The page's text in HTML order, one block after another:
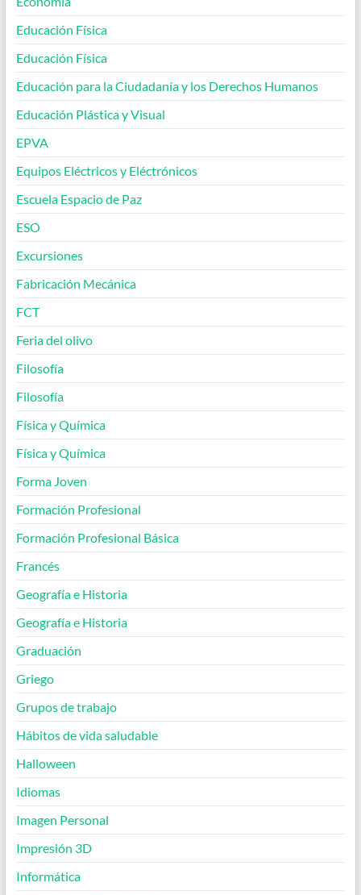
Educación Física
Educación Física
Educación para la Ciudadanía y los Derechos Humanos
Educación Plástica y Visual
EPVA
Equipos Eléctricos y Eléctrónicos
Escuela Espacio de Paz
ESO
Excursiones
Fabricación Mecánica
FCT
Feria del olivo
Filosofía
Filosofía
Física y Química
Física y Química
Forma Joven
Formación Profesional
Formación Profesional Básica
Francés
Geografía e Historia
Geografía e Historia
Graduación
Griego
Grupos de trabajo
Hábitos de vida saludable
Halloween
Idiomas
Imagen Personal
Impresión 3D
Informática